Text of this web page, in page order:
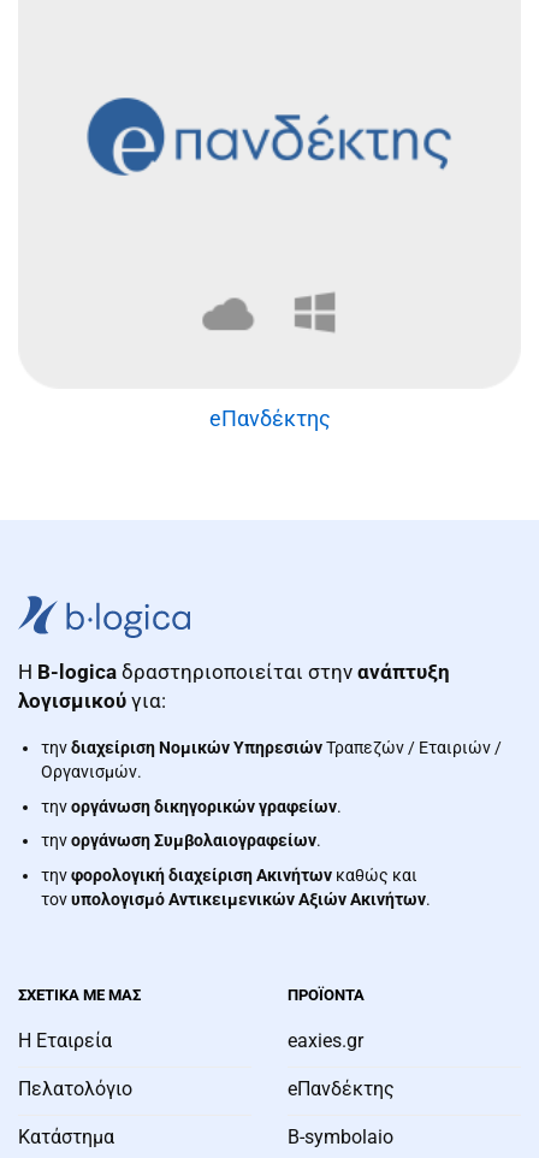
eΠανδέκτης
Η B-logica δραστηριοποιείται στην ανάπτυξη
λογισμικού για:
τηνδιαχείριση Νομικών ΥπηρεσιώνΤραπεζών / Εταιριών /
Οργανισμών.
τηνοργάνωση δικηγορικών γραφείων.
τηνοργάνωση Συμβολαιογραφείων.
τηνφορολογική διαχείριση Ακινήτωνκαθώς και
τονυπολογισμό Αντικειμενικών Αξιών Ακινήτων.
ΣΧΕΤΙΚΑ ΜΕ ΜΑΣ
Η Εταιρεία
Πελατολόγιο
Κατάστημα
ΠΡΟΪΌΝΤΑ
eaxies.gr
eΠανδέκτης
B-symbolaio